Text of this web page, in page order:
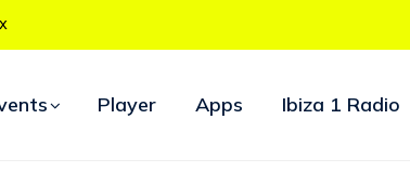
: le
Player Apps Ibiza 1 Radio